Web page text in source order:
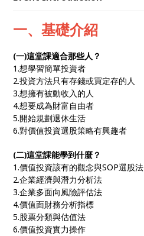
一、基礎介紹
(一)這堂課適合那些人？
1.想學習簡單投資者
2.投資方法只有存錢或買定存的人
3.想擁有被動收入的人
4.想要成為財富自由者
5.開始規劃退休生活
6.對價值投資選股策略有興趣者
(二)這堂課能學到什麼？
1.價值投資該有的觀念與SOP選股法
2.企業經濟與潛力分析法
3.企業多面向風險評估法
4.價值面財務分析指標
5.股票分類與估值法
6.價值投資實力操作